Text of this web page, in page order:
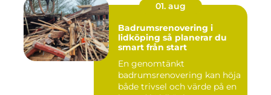
01. aug
Badrumsrenovering i
lidköping så planerar du
smart från start
En genomtänkt
badrumsrenovering kan höja
både trivsel och värde på en